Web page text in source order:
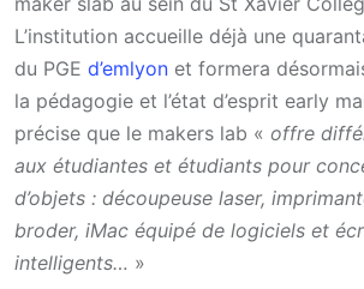
L’institution accueille déjà une
du PGE d’emlyon et formera
la pédagogie et l’état d’esprit early
précise que le makers lab « offre
aux étudiantes et étudiants pour
d’objets : découpeuse laser,
broder, iMac équipé de logiciels et
intelligents… »